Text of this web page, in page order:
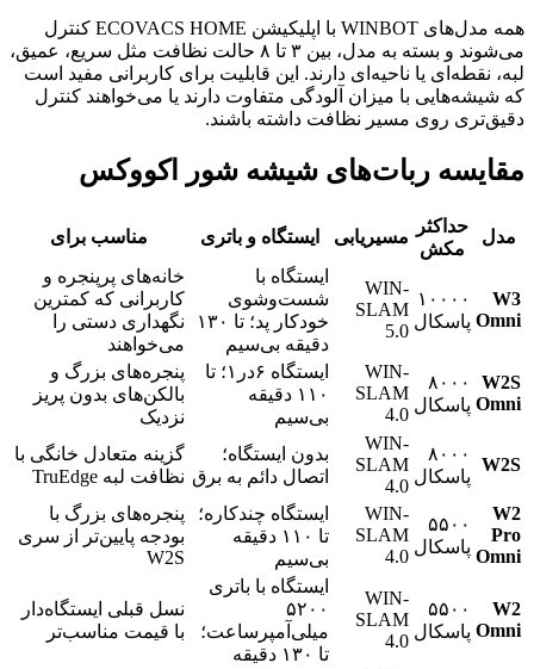
همه مدل‌های WINBOT با اپلیکیشن ECOVACS HOME کنترل
می‌شوند و بسته به مدل، بین ۳ تا ۸ حالت نظافت مثل سریع، عمیق،
لبه، نقطه‌ای یا ناحیه‌ای دارند. این قابلیت برای کاربرانی مفید است
که شیشه‌هایی با میزان آلودگی متفاوت دارند یا می‌خواهند کنترل
دقیق‌تری روی مسیر نظافت داشته باشند.
مقایسه ربات‌های شیشه شور اکووکس
مدل
حداکثر
مکش
مسیریابی ایستگاه و باتری مناسب برای
W3
Omni
۱۰۰۰۰
پاسکال
WIN-
SLAM
5.0
ایستگاه با
شست‌وشوی
خودکار پد؛ تا ۱۳۰
دقیقه بی‌سیم
خانه‌های پرپنجره و
کاربرانی که کمترین
نگهداری دستی را
می‌خواهند
W2S
Omni
۸۰۰۰
پاسکال
WIN-
SLAM
4.0
ایستگاه ۶در۱؛ تا
۱۱۰ دقیقه
بی‌سیم
پنجره‌های بزرگ و
بالکن‌های بدون پریز
نزدیک
W2S
۸۰۰۰
پاسکال
WIN-
SLAM
4.0
بدون ایستگاه؛
اتصال دائم به برق
گزینه متعادل خانگی با
نظافت لبه TruEdge
W2
Pro
Omni
۵۵۰۰
پاسکال
WIN-
SLAM
4.0
ایستگاه چندکاره؛
تا ۱۱۰ دقیقه
بی‌سیم
پنجره‌های بزرگ با
بودجه پایین‌تر از سری
W2S
W2
Omni
۵۵۰۰
پاسکال
WIN-
SLAM
4.0
ایستگاه با باتری
۵۲۰۰
میلی‌آمپرساعت؛
تا ۱۳۰ دقیقه
نسل قبلی ایستگاه‌دار
با قیمت مناسب‌تر